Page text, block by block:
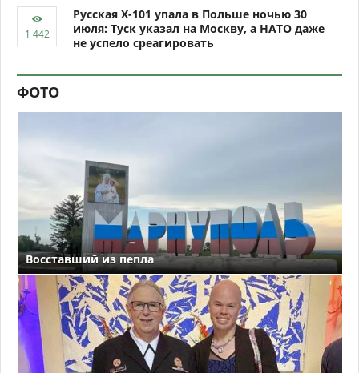
Русская Х-101 упала в Польше ночью 30
июля: Туск указал на Москву, а НАТО даже
не успело среагировать
ФОТО
Восставший из пепла